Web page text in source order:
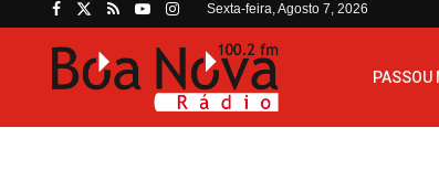
Sexta-feira, Agosto 7, 2026
PASSOU